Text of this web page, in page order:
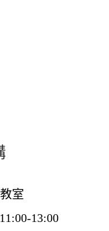
室
13:00